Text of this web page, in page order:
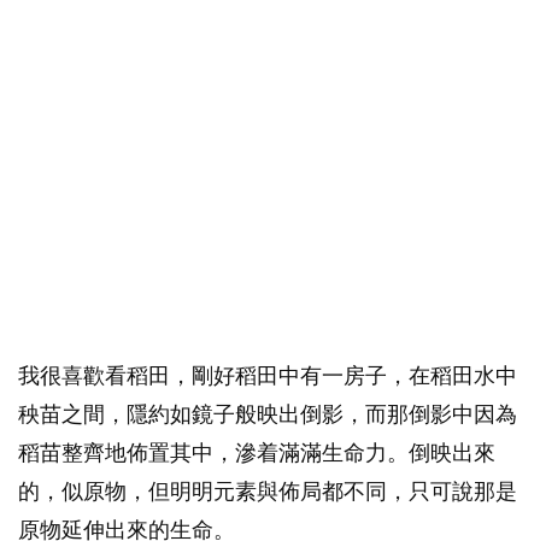
我很喜歡看稻田，剛好稻田中有一房子，在稻田水中
秧苗之間，隱約如鏡子般映出倒影，而那倒影中因為
稻苗整齊地佈置其中，滲着滿滿生命力。倒映出來
的，似原物，但明明元素與佈局都不同，只可說那是
原物延伸出來的生命。